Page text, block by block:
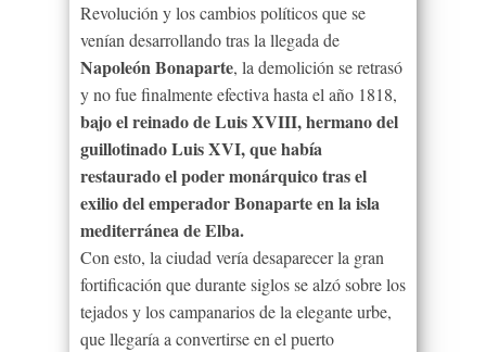
Revolución y los cambios políticos que se
venían desarrollando tras la llegada de
Napoleón Bonaparte, la demolición se retrasó
y no fue finalmente efectiva hasta el año 1818,
bajo el reinado de Luis XVIII, hermano del
guillotinado Luis XVI, que había
restaurado el poder monárquico tras el
exilio del emperador Bonaparte en la isla
mediterránea de Elba.
Con esto, la ciudad vería desaparecer la gran
fortificación que durante siglos se alzó sobre los
tejados y los campanarios de la elegante urbe,
que llegaría a convertirse en el puerto